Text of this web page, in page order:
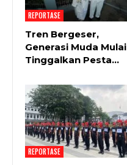
REPORTASE
Tren Bergeser,
Generasi Muda Mulai
Tinggalkan Pesta…
REPORTASE